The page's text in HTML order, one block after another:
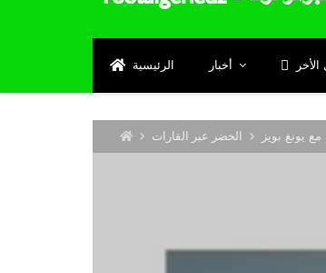
الرئيسية أخبار
الخضر عبر القارات يونغ بويز